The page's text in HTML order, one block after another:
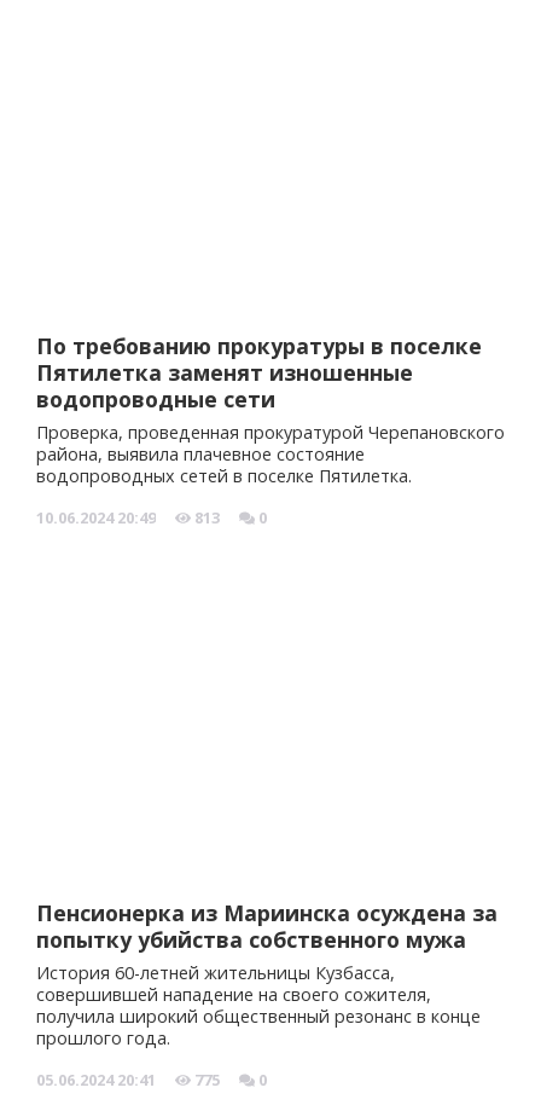
По требованию прокуратуры в поселке
Пятилетка заменят изношенные
водопроводные сети
Проверка, проведенная прокуратурой Черепановского
района, выявила плачевное состояние
водопроводных сетей в поселке Пятилетка.
10.06.2024 20:49 813 0
Пенсионерка из Мариинска осуждена за
попытку убийства собственного мужа
История 60-летней жительницы Кузбасса,
совершившей нападение на своего сожителя,
получила широкий общественный резонанс в конце
прошлого года.
05.06.2024 20:41 775 0